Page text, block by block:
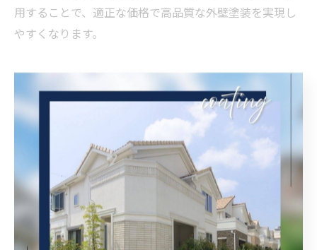
用することで、適正な価格で高品質な外壁塗装を実現し
やすくなります。
失敗しない外壁塗装には下地の確
外壁塗装前の下地確認で防げる施工トラブル
外壁塗装を行う前に下地の状態をしっかりと確認するこ
とで、施工後のトラブルを未然に防ぐことができます。
特に大阪府茨木市のような気候変化の激しい地域では、
下地の劣化やひび割れ、カビなどが放置されやすく、こ